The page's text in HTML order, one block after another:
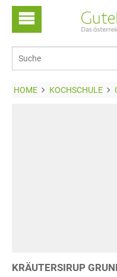
HOME KOCHSCHULE
KRÄUTERSIRUP